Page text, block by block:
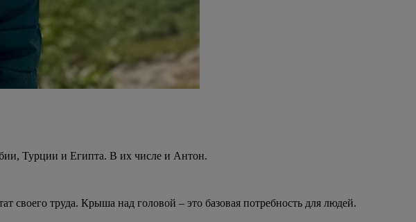
Турции и Египта. В их числе и Антон.
своего труда. Крыша над головой – это базовая потребность для людей.